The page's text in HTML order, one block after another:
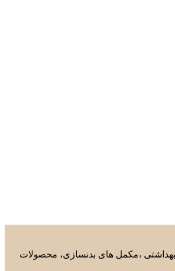
بهداشتی ،مکمل های بدنسازی، محصولات